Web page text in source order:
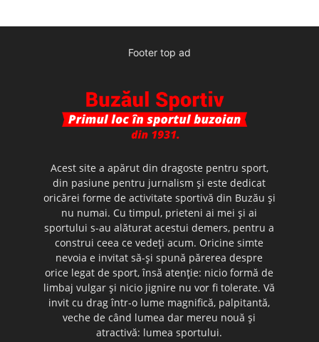
Footer top ad
Acest site a apărut din dragoste pentru sport,
din pasiune pentru jurnalism şi este dedicat
oricărei forme de activitate sportivă din Buzău şi
nu numai. Cu timpul, prieteni ai mei şi ai
sportului s-au alăturat acestui demers, pentru a
construi ceea ce vedeţi acum. Oricine simte
nevoia e invitat să-şi spună părerea despre
orice legat de sport, însă atenţie: nicio formă de
limbaj vulgar şi nicio jignire nu vor fi tolerate. Vă
invit cu drag într-o lume magnifică, palpitantă,
veche de când lumea dar mereu nouă şi
atractivă: lumea sportului.